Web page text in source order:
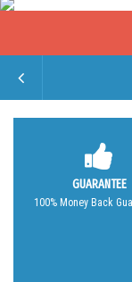
GUARANTEE
100% Money Back